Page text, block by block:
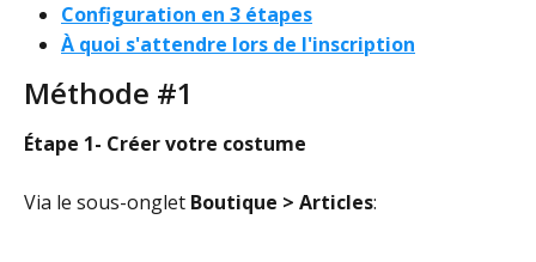
Configuration en 3 étapes
À quoi s'attendre lors de l'inscription
Méthode #1
Étape 1- Créer votre costume
Via le sous-onglet Boutique > Articles: